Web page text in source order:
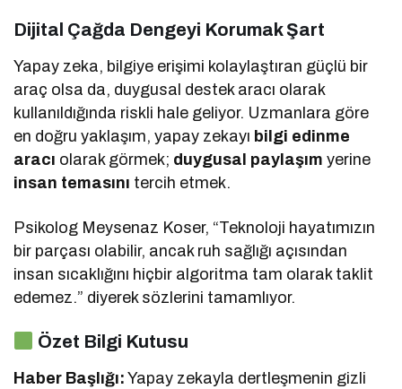
Dijital Çağda Dengeyi Korumak Şart
Yapay zeka, bilgiye erişimi kolaylaştıran güçlü bir
araç olsa da, duygusal destek aracı olarak
kullanıldığında riskli hale geliyor. Uzmanlara göre
en doğru yaklaşım, yapay zekayı bilgi edinme
aracı olarak görmek; duygusal paylaşım yerine
insan temasını tercih etmek.
Psikolog Meysenaz Koser, “Teknoloji hayatımızın
bir parçası olabilir, ancak ruh sağlığı açısından
insan sıcaklığını hiçbir algoritma tam olarak taklit
edemez.” diyerek sözlerini tamamlıyor.
Özet Bilgi Kutusu
Haber Başlığı: Yapay zekayla dertleşmenin gizli